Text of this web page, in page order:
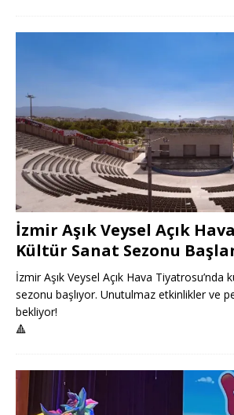
İzmir Aşık Veysel Açık
Kültür Sanat Sezonu
İzmir Aşık Veysel Açık Hava Tiyatrosu’nda
sezonu başlıyor. Unutulmaz etkinlikler ve
bekliyor!
🔺